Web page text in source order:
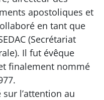
apostoliques et
en tant que
(Secrétariat
Il fut évêque
finalement nommé
l’attention au